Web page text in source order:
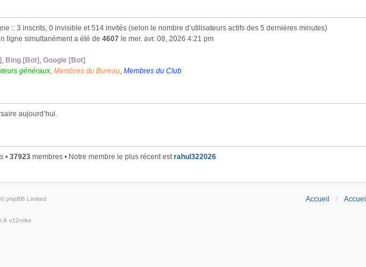
:: 3 inscrits, 0 invisible et 514 invités (selon le nombre d’utilisateurs actifs des 5 dernières minutes)
ligne simultanément a été de 4607 le mer. avr. 08, 2026 4:21 pm
, Bing [Bot] , Google [Bot]
généraux, Membres du Bureau, Membres du Club
aujourd’hui.
• 37923 membres • Notre membre le plus récent estrahul322026
Accueil
phpBB Limited
& v12mike